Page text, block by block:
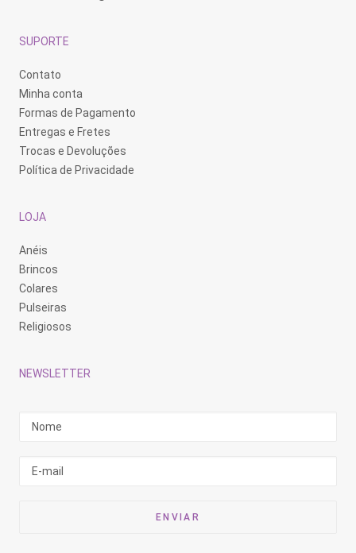
SUPORTE
Contato
Minha conta
Formas de Pagamento
Entregas e Fretes
Trocas e Devoluções
Política de Privacidade
LOJA
Anéis
Brincos
Colares
Pulseiras
Religiosos
NEWSLETTER